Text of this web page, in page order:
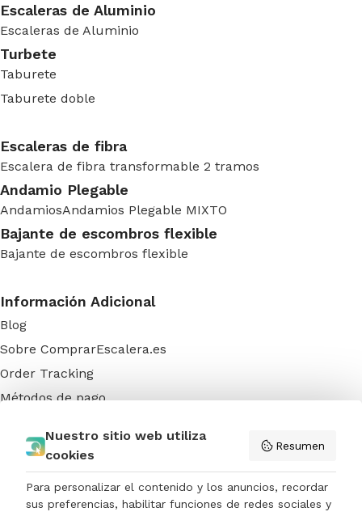
Escaleras de Aluminio
Escaleras de Aluminio
Turbete
Taburete
Taburete doble
Escaleras de fibra
Escalera de fibra transformable 2 tramos
Andamio Plegable
AndamiosAndamios Plegable MIXTO
Bajante de escombros flexible
Bajante de escombros flexible
Información Adicional
Blog
Sobre ComprarEscalera.es
Order Tracking
Métodos de pago
Colaboradores
Contactar
Nuestro sitio web utiliza
cookies
Resumen
Para personalizar el contenido y los anuncios, recordar
sus preferencias, habilitar funciones de redes sociales y